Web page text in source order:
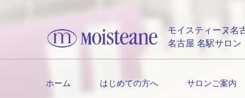
モイスティーヌ名
名古屋 名駅サロン
ホーム はじめての方へ サロンご案内